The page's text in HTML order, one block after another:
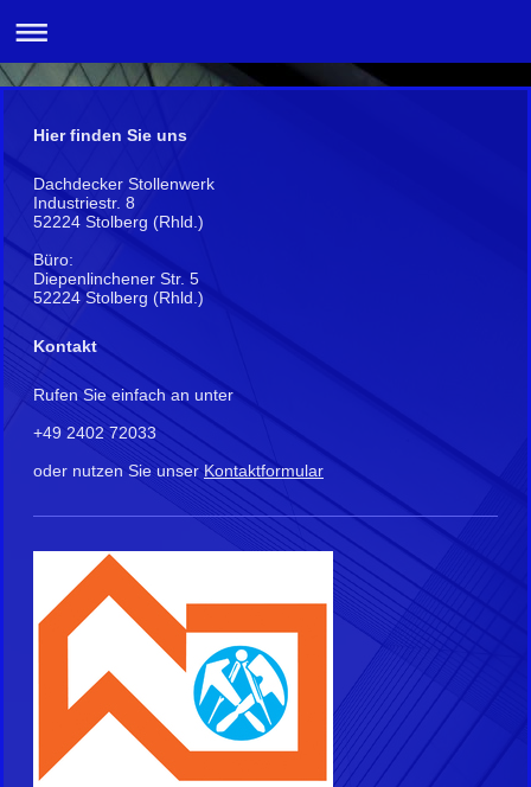
Hier finden Sie uns
Dachdecker Stollenwerk
Industriestr. 8
52224 Stolberg (Rhld.)
Büro:
Diepenlinchener Str. 5
52224 Stolberg (Rhld.)
Kontakt
Rufen Sie einfach an unter
+49 2402 72033
oder nutzen Sie unser Kontaktformular